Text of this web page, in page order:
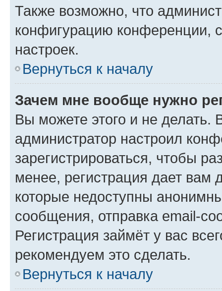
Также возможно, что
конфигурацию конференции,
настроек.
Вернуться к началу
Зачем мне вообще нужно
Вы можете этого и не делать.
администратор настроил
зарегистрироваться, чтобы
менее, регистрация дает вам
которые недоступны
сообщения, отправка email-
Регистрация займёт у вас
рекомендуем это сделать.
Вернуться к началу